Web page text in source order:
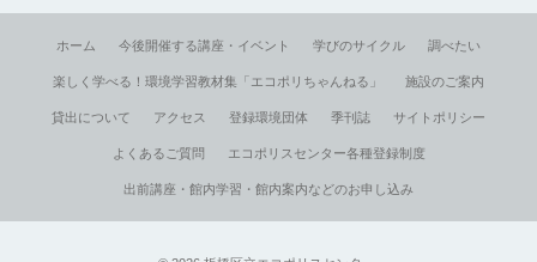
ホーム 今後開催する講座・イベント 学びのサイクル 調べたい
楽しく学べる！環境学習教材集「エコポリちゃんねる」 施設のご案内
貸出について アクセス 登録環境団体 季刊誌 サイトポリシー
よくあるご質問 エコポリスセンター各種登録制度
出前講座・館内学習・館内案内などのお申し込み